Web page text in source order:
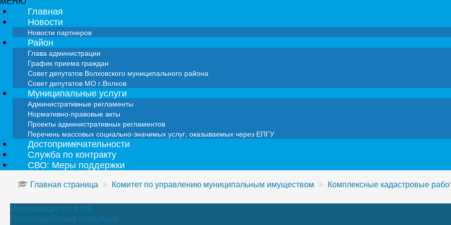
Главная
Новости
Новости партнеров
Район
Глава администрации
График приема граждан
Совет депутатов Волховского муниципального района
Совет депутатов МО г.Волхов
Муниципальные услуги
Административные регламенты
Нормативно-правовые акты
Проекты административных регламентов
Перечень массовых социально-значимых услуг, оказываемых через ЕПГУ
Достопримечательности
Служба по контракту
СВО: Меры поддержки
Главная страница Комитет по управлению муниципальным имуществом Комплексные кадастровые
Информация по 8-ФЗ
Противодействие коррупции